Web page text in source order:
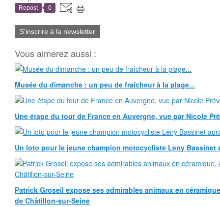
Repost 0
S'inscrire à la newsletter
Vous aimerez aussi :
Musée du dimanche : un peu de fraîcheur à la plage...
Une étape du tour de France en Auvergne, vue par Nicole
Un loto pour le jeune champion motocycliste Leny Bassinet
Patrick Groseil expose ses admirables animaux en
de Châtillon-sur-Seine